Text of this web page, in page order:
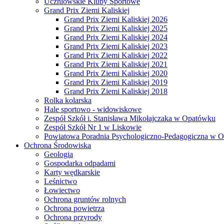
Grand Prix Ziemi Kaliskiej
Grand Prix Ziemi Kaliskiej 2026
Grand Prix Ziemi Kaliskiej 2025
Grand Prix Ziemi Kaliskiej 2024
Grand Prix Ziemi Kaliskiej 2023
Grand Prix Ziemi Kaliskiej 2022
Grand Prix Ziemi Kaliskiej 2021
Grand Prix Ziemi Kaliskiej 2020
Grand Prix Ziemi Kaliskiej 2019
Grand Prix Ziemi Kaliskiej 2018
Rolka kolarska
Hale sportowo - widowiskowe
Zespół Szkół i. Stanisława Mikołajczaka w Opatówku
Zespół Szkół Nr 1 w Liskowie
Powiatowa Poradnia Psychologiczno-Pedagogiczna w
Ochrona Środowiska
Geologia
Gospodarka odpadami
Karty wędkarskie
Leśnictwo
Łowiectwo
Ochrona gruntów rolnych
Ochrona powietrza
Ochrona przyrody